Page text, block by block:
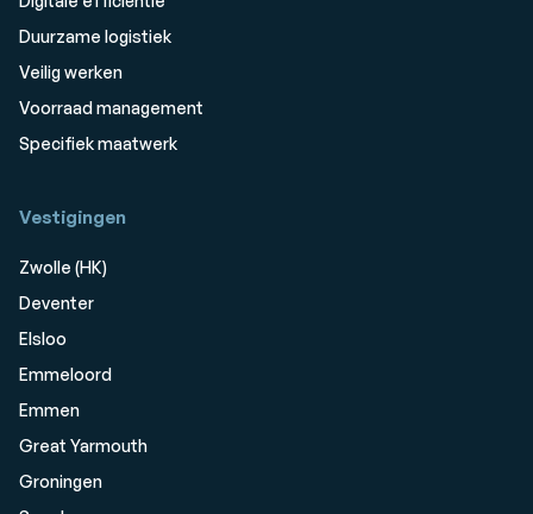
Duurzame logistiek
Veilig werken
Voorraad management
Specifiek maatwerk
Vestigingen
Zwolle (HK)
Deventer
Elsloo
Emmeloord
Emmen
Great Yarmouth
Groningen